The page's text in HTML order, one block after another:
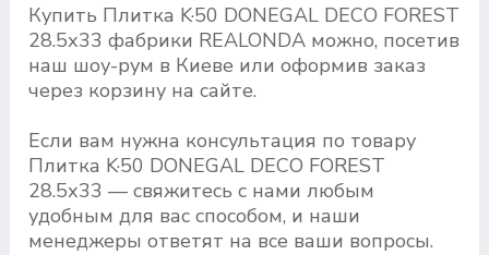
Купить Плитка K·50 DONEGAL DECO FOREST
28.5х33 фабрики REALONDA можно, посетив
наш шоу-рум в Киеве или оформив заказ
через корзину на сайте.
Если вам нужна консультация по товару
Плитка K·50 DONEGAL DECO FOREST
28.5х33 — свяжитесь с нами любым
удобным для вас способом, и наши
менеджеры ответят на все ваши вопросы.